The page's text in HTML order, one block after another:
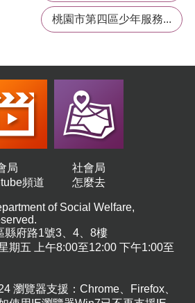
桃園市第四區少年服務...
局
頻道
社會局
怎麼去
of Social Welfare,
縣府路1號3、4、8樓
期五 上午8:00至12:00 下午1:00至
瀏覽器支援：Chrome、Firefox、